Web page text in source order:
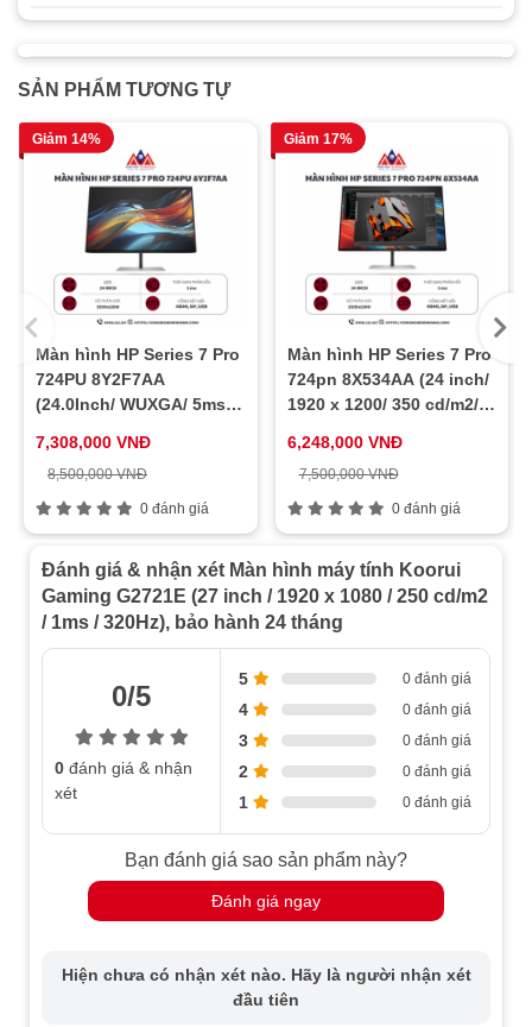
SẢN PHẨM TƯƠNG TỰ
Giảm 14%
Màn hình HP Series 7 Pro
724PU 8Y2F7AA
(24.0Inch/ WUXGA/ 5ms/
7,308,000 VNĐ
8,500,000 VNĐ
0 đánh giá
Giảm 17%
Màn hình HP Series 7 Pro
724pn 8X534AA (24 inch/
1920 x 1200/ 350 cd/m2/
6,248,000 VNĐ
7,500,000 VNĐ
0 đánh giá
Đánh giá & nhận xét Màn hình máy tính Koorui
Gaming G2721E (27 inch / 1920 x 1080 / 250 cd/m2
/ 1ms / 320Hz), bảo hành 24 tháng
0/5
0 đánh giá & nhận
xét
5 0 đánh giá
4 0 đánh giá
3 0 đánh giá
2 0 đánh giá
1 0 đánh giá
Bạn đánh giá sao sản phẩm này?
Đánh giá ngay
Hiện chưa có nhận xét nào. Hãy là người nhận xét
đầu tiên